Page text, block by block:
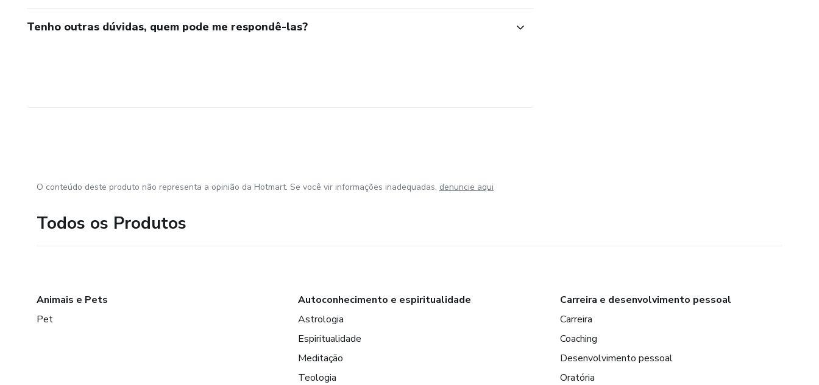
Tenho outras dúvidas, quem pode me respondê-las?
O conteúdo deste produto não representa a opinião da Hotmart. Se você vir informações inadequadas, denuncie aqui
Todos os Produtos
Animais e Pets
Pet
Autoconhecimento e espiritualidade
Astrologia
Espiritualidade
Meditação
Teologia
Carreira e desenvolvimento pessoal
Carreira
Coaching
Desenvolvimento pessoal
Oratória